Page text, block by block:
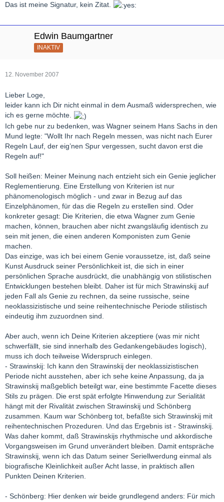
Das ist meine Signatur, kein Zitat.
Edwin Baumgartner
INAKTIV
12. November 2007
Lieber Loge,
leider kann ich Dir nicht einmal in dem Ausmaß widersprechen, wie
ich es gerne möchte.
Ich gebe nur zu bedenken, was Wagner seinem Hans Sachs in den
Mund legte: "Wollt Ihr nach Regeln messen, was nicht nach Eurer
Regeln Lauf, der eig’nen Spur vergessen, sucht davon erst die
Regeln auf!"
Soll heißen: Meiner Meinung nach entzieht sich ein Genie jeglicher
Reglementierung. Eine Erstellung von Kriterien ist nur
phänomenologisch möglich - und zwar in Bezug auf das
Einzelphänomen, für das die Regeln zu erstellen sind. Oder
konkreter gesagt: Die Kriterien, die etwa Wagner zum Genie
machen, können, brauchen aber nicht zwangsläufig identisch zu
sein mit jenen, die einen anderen Komponisten zum Genie
machen.
Das einzige, was ich bei einem Genie voraussetze, ist, daß seine
Kunst Ausdruck seiner Persönlichkeit ist, die sich in einer
persönlichen Sprache ausdrückt, die unabhängig von stilistischen
Entwicklungen bestehen bleibt. Daher ist für mich Strawinskij auf
jeden Fall als Genie zu rechnen, da seine russische, seine
neoklassizistische und seine reihentechnische Periode stilistisch
eindeutig ihm zuzuordnen sind.
Aber auch, wenn ich Deine Kriterien akzeptiere (was mir nicht
schwerfällt, sie sind innerhalb des Gedankengebäudes logisch),
muss ich doch teilweise Widerspruch einlegen.
- Strawinskij: Ich kann den Strawinskij der neoklassizistischen
Periode nicht ausstehen, aber ich sehe keine Anpassung, da ja
Strawinskij maßgeblich beteilgt war, eine bestimmte Facette dieses
Stils zu prägen. Die erst spät erfolgte Hinwendung zur Serialität
hängt mit der Rivalität zwischen Strawinskij und Schönberg
zusammen. Kaum war Schönberg tot, befaßte sich Strawinskij mit
reihentechnischen Prozeduren. Und das Ergebnis ist - Strawinskij.
Was daher kommt, daß Strawinskijs rhythmische und akkordische
Vorgangsweisen im Grund unverändert bleiben. Damit entspräche
Strawinskij, wenn ich das Datum seiner Seriellwerdung einmal als
biografische Kleinlichkeit außer Acht lasse, in praktisch allen
Punkten Deinen Kriterien.
- Schönberg: Hier denken wir beide grundlegend anders: Für mich